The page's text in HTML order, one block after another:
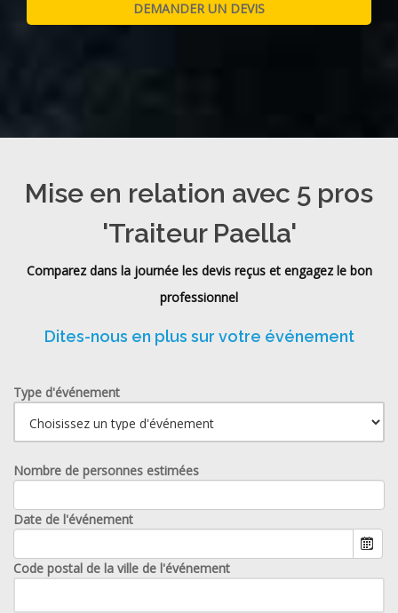
Mise en relation avec 5 pros
'Traiteur Paella'
Comparez dans la journée les devis reçus et engagez le bon
professionnel
Dites-nous en plus sur votre événement
Type d'événement
Nombre de personnes estimées
Date de l'événement
Code postal de la ville de l'événement